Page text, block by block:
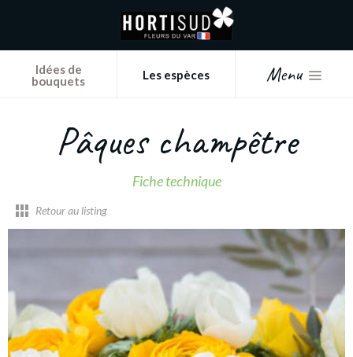
Idées de
bouquets
Les espèces Menu
Pâques champêtre
Fiche technique
Retour au listing